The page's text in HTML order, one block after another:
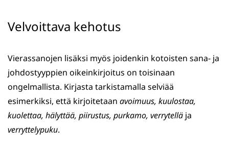
Velvoittava kehotus
Vierassanojen lisäksi myös joidenkin kotoisten sana- ja
johdostyyppien oikeinkirjoitus on toisinaan
ongelmallista. Kirjasta tarkistamalla selviää
esimerkiksi, että kirjoitetaan avoimuus, kuulostaa,
kuolettaa, hälyttää, piirustus, purkamo, verrytellä ja
verryttelypuku.